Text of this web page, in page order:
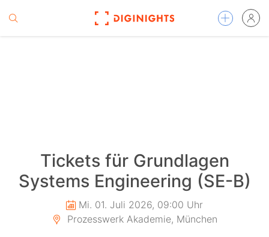
Tickets für Grundlagen
Systems Engineering (SE-B)
Mi. 01. Juli 2026, 09:00 Uhr
Prozesswerk Akademie, München